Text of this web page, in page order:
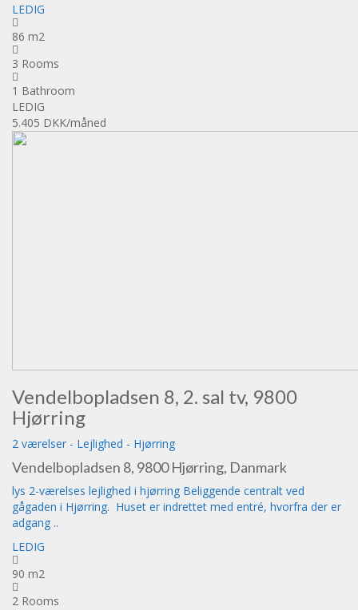
LEDIG
86 m2
3 Rooms
1 Bathroom
LEDIG
5.405 DKK/måned
Vendelbopladsen 8, 2. sal tv, 9800
Hjørring
2 værelser - Lejlighed - Hjørring
Vendelbopladsen 8, 9800 Hjørring, Danmark
lys 2-værelses lejlighed i hjørring Beliggende centralt ved
gågaden i Hjørring. Huset er indrettet med entré, hvorfra der er
adgang ..
LEDIG
90 m2
2 Rooms